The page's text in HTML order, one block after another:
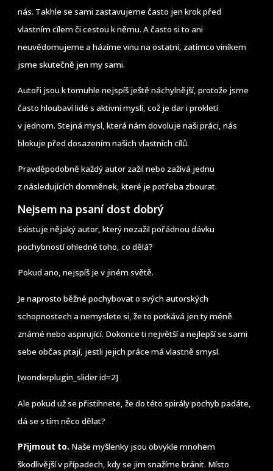
nás. Takhle se sami zastavujeme často jen krok před
vlastním cílem či cestou k němu. A často si to ani
neuvědomujeme a házíme vinu na ostatní, zatímco viníkem
jsme skutečně jen my sami.
Autoři jsou k tomuhle nejspíš ještě náchylnější, protože jsme
často hloubaví lidé s aktivní myslí, což je dar i prokletí
v jednom. Stejná mysl, která nám dovoluje naši práci, nás
blokuje před dosazením našich vlastních cílů.
Pravděpodobně každý autor zažil nebo zažívá jednu
z následujících domněnek, které je potřeba zbourat.
Nejsem na psaní dost dobrý
Existuje nějaký autor, který nezažil pořádnou dávku
pochybností ohledně toho, co dělá?
Pokud ano, nejspíš je v jiném světě.
Je naprosto běžné pochybovat o svých autorských
schopnostech a nemyslete si, že to potkává jen ty méně
známé nebo aspirující. Dokonce ti největší a nejlepší se sami
sebe občas ptají, jestli jejich práce má vlastně smysl.
[wonderplugin_slider id=2]
Ale pokud už se přistihnete, že do této spirály pochyb padáte,
dá se s tím něco dělat?
Přijmout to. Naše myšlenky jsou obvykle mnohem
škodlivější v případech, kdy se jim snažíme bránit. Místo